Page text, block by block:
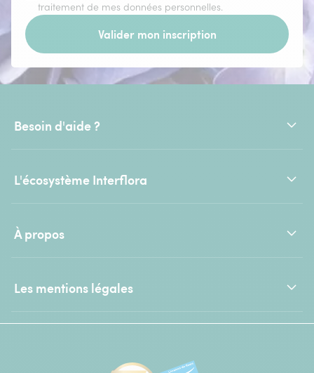
traitement de mes données personnelles.
Valider mon inscription
Besoin d'aide ?
L'écosystème Interflora
À propos
Les mentions légales